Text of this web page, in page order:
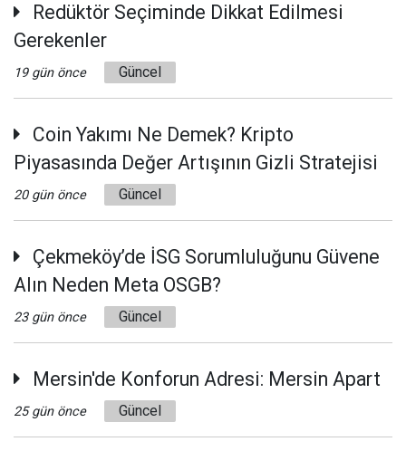
Redüktör Seçiminde Dikkat Edilmesi
Gerekenler
19 gün önce Güncel
Coin Yakımı Ne Demek? Kripto
Piyasasında Değer Artışının Gizli Stratejisi
20 gün önce Güncel
Çekmeköy’de İSG Sorumluluğunu Güvene
Alın Neden Meta OSGB?
23 gün önce Güncel
Mersin'de Konforun Adresi: Mersin Apart
25 gün önce Güncel